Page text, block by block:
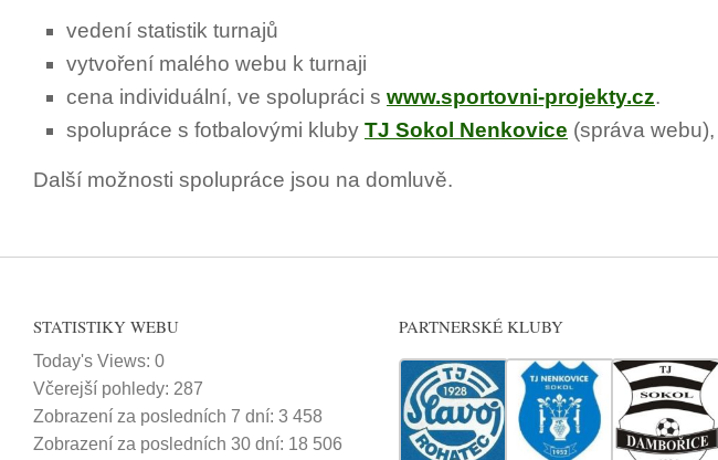
vedení statistik turnajů
vytvoření malého webu k turnaji
cena individuální, ve spolupráci s www.sportovni-projekty.cz.
spolupráce s fotbalovými kluby TJ Sokol Nenkovice (správa webu),
Další možnosti spolupráce jsou na domluvě.
STATISTIKY WEBU
Today's Views: 0
Včerejší pohledy: 287
Zobrazení za posledních 7 dní: 3 458
Zobrazení za posledních 30 dní: 18 506
PARTNERSKÉ KLUBY